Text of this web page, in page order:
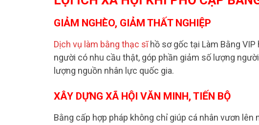
GIẢM NGHÈO, GIẢM THẤT NGHIỆP
Dịch vụ làm bằng thạc sĩhồ sơ gốc tại Làm Bằng
người có nhu cầu thật, góp phần giảm số lượng
lượng nguồn nhân lực quốc gia.
XÂY DỰNG XÃ HỘI VĂN MINH, TIẾN BỘ
Bằng cấp hợp pháp không chỉ giúp cá nhân vươn